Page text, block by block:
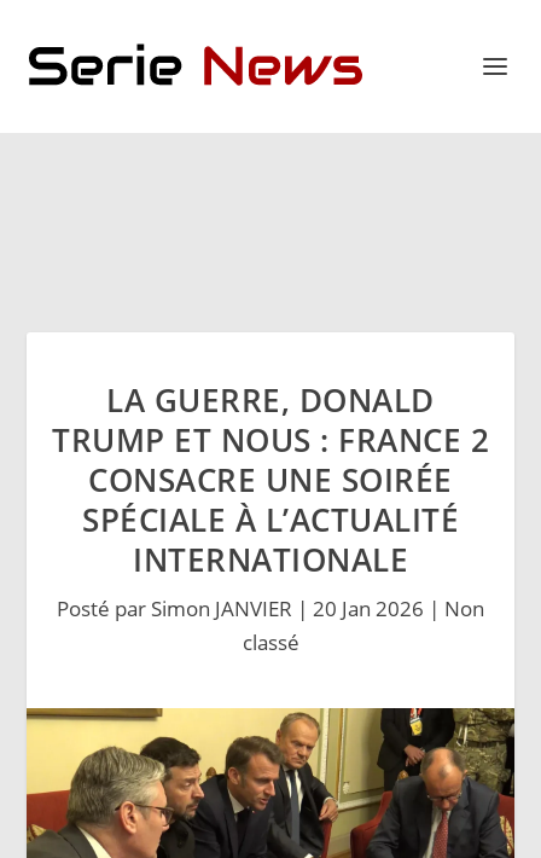
LA GUERRE, DONALD
TRUMP ET NOUS : FRANCE 2
CONSACRE UNE SOIRÉE
SPÉCIALE À L’ACTUALITÉ
INTERNATIONALE
Posté par Simon JANVIER | 20 Jan 2026 | Non
classé